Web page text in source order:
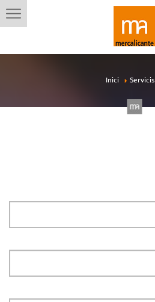
Inici Servicis